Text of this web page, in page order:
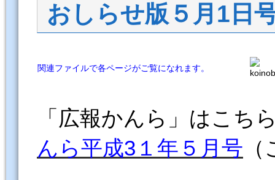
おしらせ版５月1日
関連ファイルで各ページがご覧になれます。
「広報かんら」はこち
んら平成3１ 年５ 月号